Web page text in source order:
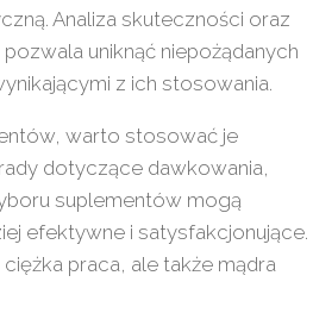
Analiza skuteczności oraz
uniknąć niepożądanych
z ich stosowania.
warto stosować je
dotyczące dawkowania,
suplementów mogą
efektywne i satysfakcjonujące.
praca, ale także mądra